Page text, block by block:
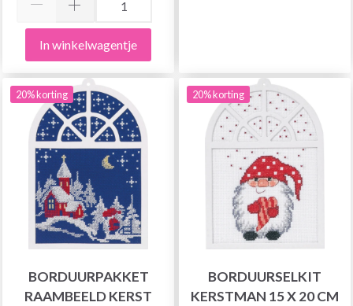
In winkelwagentje
20% korting
BORDUURPAKKET
RAAMBEELD KERST
20% korting
BORDUURSELKIT
KERSTMAN 15 X 20 CM